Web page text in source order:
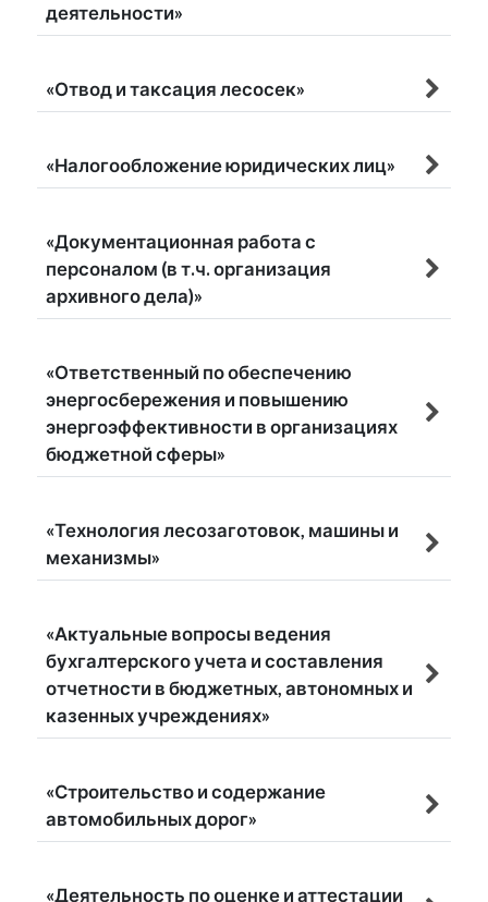
деятельности»
«Отвод и таксация лесосек»
«Налогообложение юридических лиц»
«Документационная работа с
персоналом (в т.ч. организация
архивного дела)»
«Ответственный по обеспечению
энергосбережения и повышению
энергоэффективности в организациях
бюджетной сферы»
«Технология лесозаготовок, машины и
механизмы»
«Актуальные вопросы ведения
бухгалтерского учета и составления
отчетности в бюджетных, автономных и
казенных учреждениях»
«Строительство и содержание
автомобильных дорог»
«Деятельность по оценке и аттестации